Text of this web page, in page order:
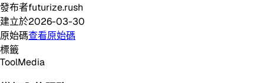
發布者futurize.rush
建立於2026-03-30
原始碼查看原始碼
標籤
ToolMedia